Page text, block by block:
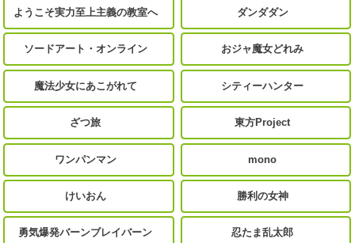
ようこそ実力至上主義の教室へ ダンダダン
ソードアート・オンライン おジャ魔女どれみ
魔法少女にあこがれて シティーハンター
ざつ旅 東方Project
ワンパンマン mono
けいおん 勝利の女神
勇気爆発バーンブレイバーン 忍たま乱太郎